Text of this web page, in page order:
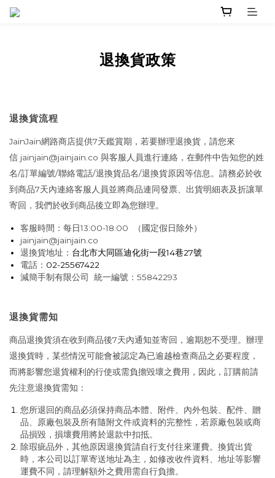
退換貨政策
退換貨流程
JainJain網路商店提供7天鑑賞期，若要辦理退換貨，請您來
信 jainjain@jainjain.co 與客服人員進行連絡，在郵件中告知您的姓
名/訂單編號/聯絡電話/退換貨品名/退換貨原因等信息。請務必於收
到商品7天內連絡客服人員並將商品連同發票、出貨明細表及折讓單
寄回，我們於收到商品後立即為您辦理。
客服時間：每日13:00-18:00 （國定假日除外）
jainjain@jainjain.co
退換貨地址： 台北市大同區迪化街一段14巷27號
電話： 02-25567422
減簡手制有限公司 統一編號：55842293
退換貨需知
商品退換貨須在收到商品後7天內通知並寄回，逾期恕不受理。辦理
退換貨時，某些情況可能會被認定為已逾越檢查商品之必要程度，
而將影響您退貨權利的行使或需負擔毀壞之費用，因此，訂購前請
先注意退換貨需知：
您所退回的商品必須保持商品本體、附件、內外包裝、配件、贈
品、原廠包裝及所有隨附文件或資料的完整性，若原廠包裝或商
品損毀，損壞費用將於退款中扣抵。
除瑕疵品外，其他原因退換貨請自行支付往來運費。換貨出貨
時，本公司以訂單寄送地址為主，如修改收件資料、地址等影響
運費不同，請理解額外之費用需自行負擔。